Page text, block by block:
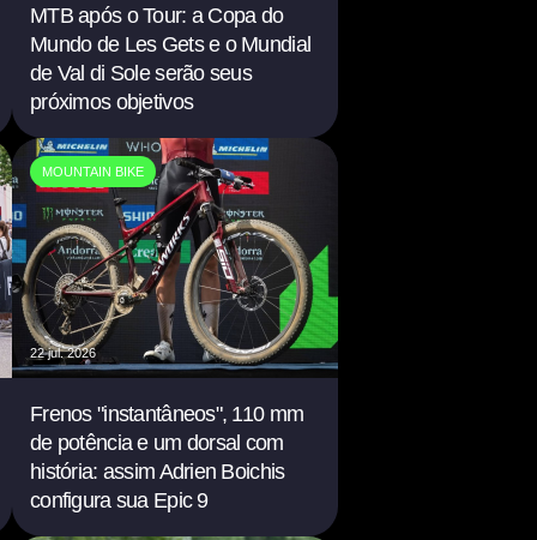
MTB após o Tour: a Copa do
Mundo de Les Gets e o Mundial
de Val di Sole serão seus
próximos objetivos
MOUNTAIN BIKE
22 jul. 2026
Frenos "instantâneos", 110 mm
de potência e um dorsal com
história: assim Adrien Boichis
configura sua Epic 9